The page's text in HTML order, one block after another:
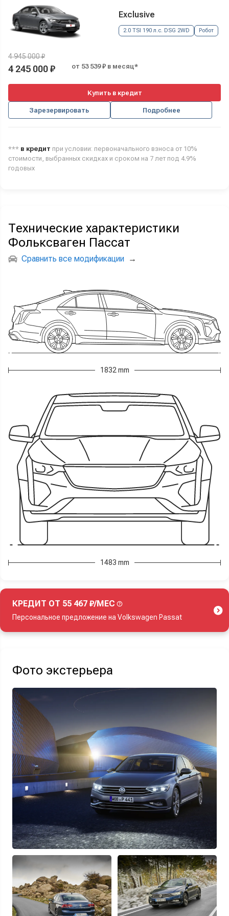
Exclusive
2.0 TSI 190 л.с. DSG 2WD Робот
4 945 000 ₽
4 245 000 ₽ от 53 539 ₽ в месяц*
Купить в кредит
Зарезервировать Подробнее
*** в кредит при условии: первоначального взноса от 10%
стоимости, выбранных скидках и сроком на 7 лет под 4.9%
годовых
Технические характеристики
Фольксваген Пассат
Сравнить все модификации →
1832 mm
1483 mm
КРЕДИТ ОТ 55 467 ₽/МЕС
Персональное предложение на Volkswagen Passat
Узнать выгоду
Отправляя данную форму Вы даетесогласие на обработку
Фото экстерьера